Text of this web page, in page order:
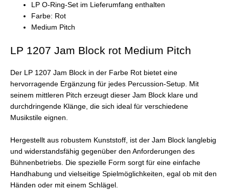
LP O-Ring-Set im Lieferumfang enthalten
Farbe: Rot
Medium Pitch
LP 1207 Jam Block rot Medium Pitch
Der LP 1207 Jam Block in der Farbe Rot bietet eine
hervorragende Ergänzung für jedes Percussion-Setup. Mit
seinem mittleren Pitch erzeugt dieser Jam Block klare und
durchdringende Klänge, die sich ideal für verschiedene
Musikstile eignen.
Hergestellt aus robustem Kunststoff, ist der Jam Block langlebig
und widerstandsfähig gegenüber den Anforderungen des
Bühnenbetriebs. Die spezielle Form sorgt für eine einfache
Handhabung und vielseitige Spielmöglichkeiten, egal ob mit den
Händen oder mit einem Schlägel.